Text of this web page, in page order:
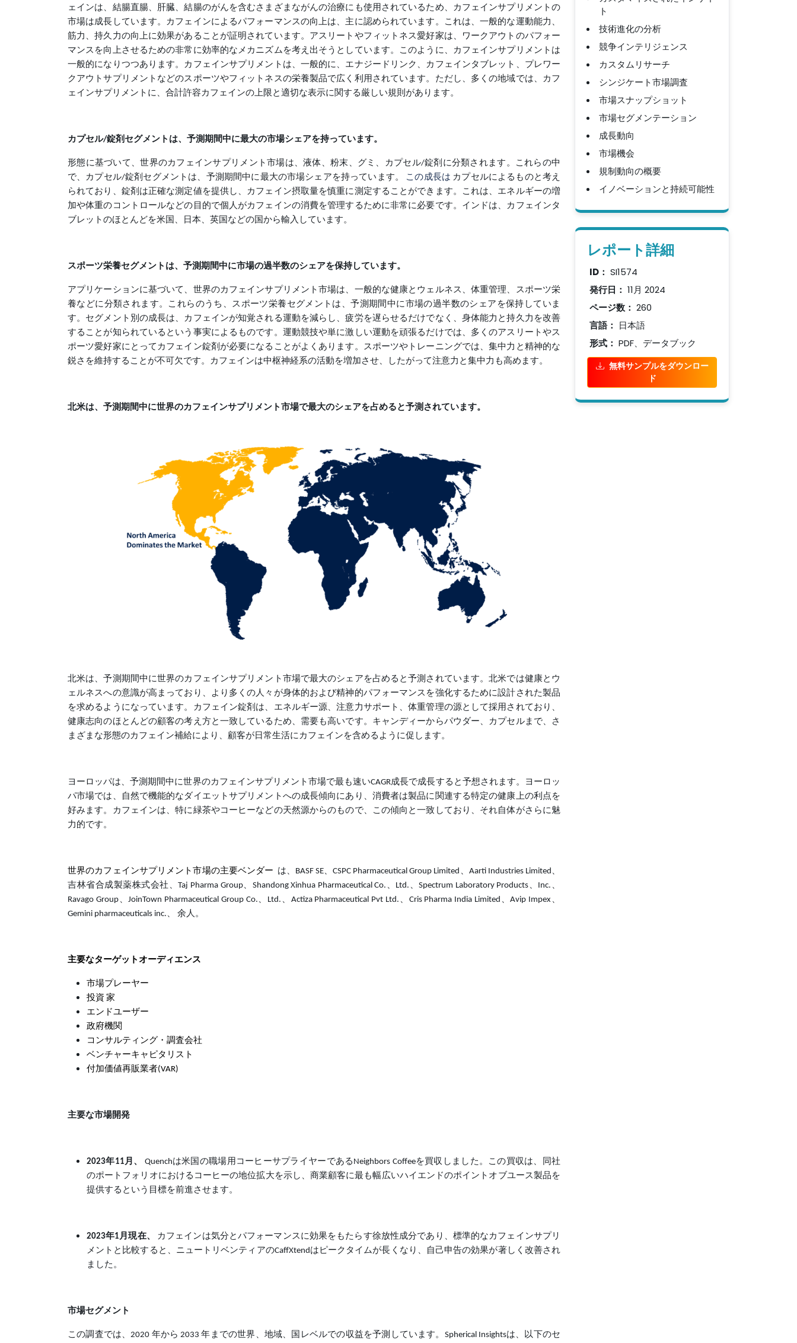
ェインは、結腸直腸、肝臓、結腸のがんを含むさまざまながんの治療にも使用されているため、カフェインサプリメントの
市場は成長しています。カフェインによるパフォーマンスの向上は、主に認められています。これは、一般的な運動能力、
筋力、持久力の向上に効果があることが証明されています。アスリートやフィットネス愛好家は、ワークアウトのパフォー
マンスを向上させるための非常に効率的なメカニズムを考え出そうとしています。このように、カフェインサプリメントは
一般的になりつつあります。カフェインサプリメントは、一般的に、エナジードリンク、カフェインタブレット、プレワー
クアウトサプリメントなどのスポーツやフィットネスの栄養製品で広く利用されています。ただし、多くの地域では、カフ
ェインサプリメントに、合計許容カフェインの上限と適切な表示に関する厳しい規則があります。
カプセル/錠剤セグメントは、予測期間中に最大の市場シェアを持っています。
形態に基づいて、世界のカフェインサプリメント市場は、液体、粉末、グミ、カプセル/錠剤に分類されます。これらの中
で、カプセル/錠剤セグメントは、予測期間中に最大の市場シェアを持っています。
この成長は カプセルによるものと考え
られており、錠剤は正確な測定値を提供し、カフェイン摂取量を慎重に測定することができます。これは、エネルギーの増
加や体重のコントロールなどの目的で個人がカフェインの消費を管理するために非常に必要です。インドは、カフェインタ
ブレットのほとんどを米国、日本、英国などの国から輸入しています。
スポーツ栄養セグメントは、予測期間中に市場の過半数のシェアを保持しています。
アプリケーションに基づいて、世界のカフェインサプリメント市場は、一般的な健康とウェルネス、体重管理、スポーツ栄
養などに分類されます。これらのうち、スポーツ栄養セグメントは、予測期間中に市場の過半数のシェアを保持していま
す。セグメント別の成長は、カフェインが知覚される運動を減らし、疲労を遅らせるだけでなく、身体能力と持久力を改善
することが知られているという事実によるものです。運動競技や単に激しい運動を頑張るだけでは、多くのアスリートやス
ポーツ愛好家にとってカフェイン錠剤が必要になることがよくあります。スポーツやトレーニングでは、集中力と精神的な
鋭さを維持することが不可欠です。カフェインは中枢神経系の活動を増加させ、したがって注意力と集中力も高めます。
北米は、予測期間中に世界のカフェインサプリメント市場で最大のシェアを占めると予測されています。
北米は、予測期間中に世界のカフェインサプリメント市場で最大のシェアを占めると予測されています。北米では健康とウ
ェルネスへの意識が高まっており、より多くの人々が身体的および精神的パフォーマンスを強化するために設計された製品
を求めるようになっています。カフェイン錠剤は、エネルギー源、注意力サポート、体重管理の源として採用されており、
健康志向のほとんどの顧客の考え方と一致しているため、需要も高いです。キャンディーからパウダー、カプセルまで、さ
まざまな形態のカフェイン補給により、顧客が日常生活にカフェインを含めるように促します。
ヨーロッパは、予測期間中に世界のカフェインサプリメント市場で最も速いCAGR成長で成長すると予想されます。ヨーロッ
パ市場では、自然で機能的なダイエットサプリメントへの成長傾向にあり、消費者は製品に関連する特定の健康上の利点を
好みます。カフェインは、特に緑茶やコーヒーなどの天然源からのもので、この傾向と一致しており、それ自体がさらに魅
力的です。
世界のカフェインサプリメント市場の主要ベンダー は、BASF SE、CSPC Pharmaceutical Group Limited、Aarti Industries Limited、
吉林省合成製薬株式会社、Taj Pharma Group、Shandong Xinhua Pharmaceutical Co.、Ltd.、Spectrum Laboratory Products、Inc.、
Ravago Group、JoinTown Pharmaceutical Group Co.、Ltd.、Actiza Pharmaceutical Pvt Ltd.、Cris Pharma India Limited、Avip Impex、
Gemini pharmaceuticals inc.、 余人。
主要なターゲットオーディエンス
市場プレーヤー
投資 家
エンドユーザー
政府機関
コンサルティング・調査会社
ベンチャーキャピタリスト
付加価値再販業者(VAR)
主要な市場開発
2023年11月、
Quenchは米国の職場用コーヒーサプライヤーであるNeighbors Coffeeを買収しました。この買収は、同社
のポートフォリオにおけるコーヒーの地位拡大を示し、商業顧客に最も幅広いハイエンドのポイントオブユース製品を
提供するという目標を前進させます。
2023年1月現在、
カフェインは気分とパフォーマンスに効果をもたらす徐放性成分であり、標準的なカフェインサプリ
メントと比較すると、ニュートリベンティアのCaffXtendはピークタイムが長くなり、自己申告の効果が著しく改善され
ました。
市場セグメント
この調査では、2020 年から 2033 年までの世界、地域、国レベルでの収益を予測しています。Spherical Insightsは、以下のセ
ト
技術進化の分析
競争インテリジェンス
カスタムリサーチ
シンジケート市場調査
市場スナップショット
市場セグメンテーション
成長動向
市場機会
規制動向の概要
イノベーションと持続可能性
レポート詳細
ID： SI1574
発行日： 11月 2024
ページ数： 260
言語： 日本語
形式： PDF、データブック
無料サンプルをダウンロー
ド